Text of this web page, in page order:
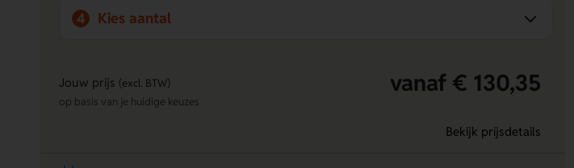
4 Kies aantal
Jouw prijs (excl. BTW) vanaf € 130,35
op basis van je huidige keuzes
Bekijk prijsdetails